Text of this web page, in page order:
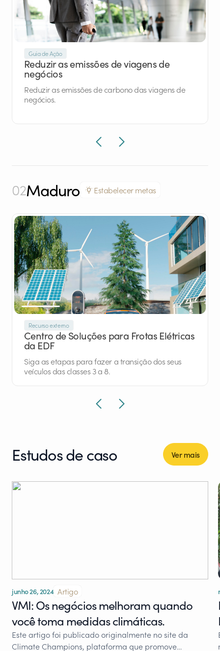
Guia de Ação
Reduzir as emissões de viagens de
negócios
Reduzir as emissões de carbono das viagens de
negócios.
02Maduro Estabelecer metas
Recurso externo
Centro de Soluções para Frotas Elétricas
da EDF
Siga as etapas para fazer a transição dos seus
veículos das classes 3 a 8.
Estudos de caso Ver mais
junho 26, 2024 Artigo
VMI: Os negócios melhoram quando
você toma medidas climáticas.
Este artigo foi publicado originalmente no site da
Climate Champions, plataforma que promove…